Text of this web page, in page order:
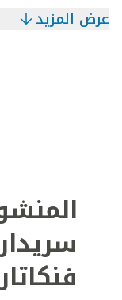
عرض المزيد